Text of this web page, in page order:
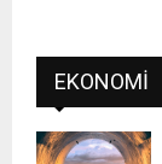
EKONOMI